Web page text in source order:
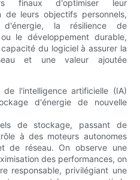
finaux d'optimiser leur
de leurs objectifs personnels,
d'énergie, la résilience de
le développement durable,
du logiciel à assurer la
et une valeur ajoutée
l'intelligence artificielle (IA)
d'énergie de nouvelle
de stockage, passant de
à des moteurs autonomes
de réseau. On observe une
des performances, on
responsable, privilégiant une